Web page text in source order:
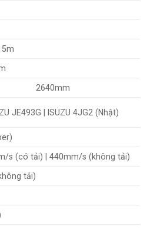
2640mm
JE493G | ISUZU 4JG2 (Nhật)
s (có tải) | 440mm/s (không tải)
tải)